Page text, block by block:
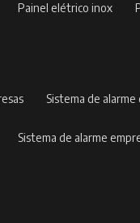
painel elétrico inox
sistema de
sistema de alarme